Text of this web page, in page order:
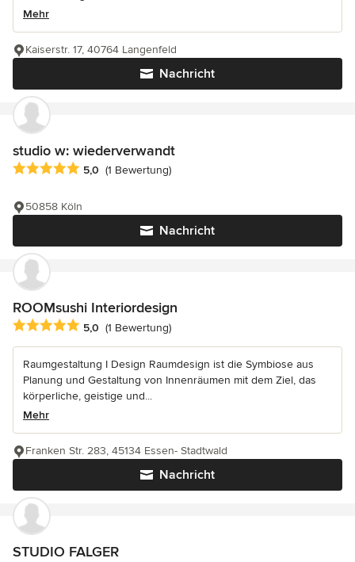
Mehr
Nachricht
Kaiserstr. 17, 40764 Langenfeld
studio w: wiederverwandt
Durchschnittliche Bewertung: 5 von 5 Sternen
5,0 (1 Bewertung)
Nachricht
50858 Köln
ROOMsushi Interiordesign
Durchschnittliche Bewertung: 5 von 5 Sternen
5,0 (1 Bewertung)
Raumgestaltung I Design Raumdesign ist die Symbiose aus
Planung und Gestaltung von Innenräumen mit dem Ziel, das
körperliche, geistige und...
Mehr
Nachricht
Franken Str. 283, 45134 Essen- Stadtwald
STUDIO FALGER